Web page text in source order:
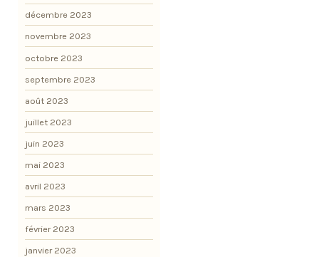
décembre 2023
novembre 2023
octobre 2023
septembre 2023
août 2023
juillet 2023
juin 2023
mai 2023
avril 2023
mars 2023
février 2023
janvier 2023